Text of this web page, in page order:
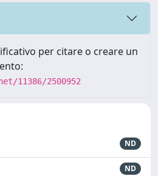
per citare o creare un
11386/2500952
ND
ND